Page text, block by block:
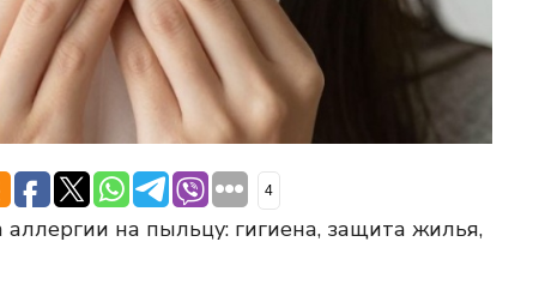
4
на пыльцу: гигиена, защита жилья,